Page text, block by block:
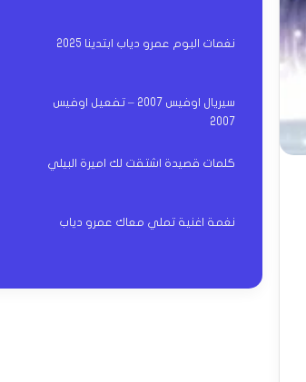
نغمات البوم عمرو دياب ابتدينا 2025
سيريال اوفيس 2007 – تفعيل اوفيس
2007
كلمات قصيدة اشتقت لك اميرة البيلي
نغمة اغنية تملي معاك عمرو دياب